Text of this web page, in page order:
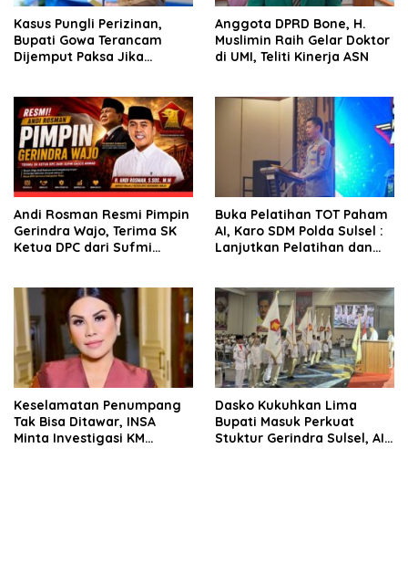
Kasus Pungli Perizinan,
Bupati Gowa Terancam
Dijemput Paksa Jika
Anggota DPRD Bone, H.
Muslimin Raih Gelar Doktor
di UMI, Teliti Kinerja ASN
Andi Rosman Resmi Pimpin
Gerindra Wajo, Terima SK
Ketua DPC dari Sufmi
Buka Pelatihan TOT Paham
AI, Karo SDM Polda Sulsel :
Lanjutkan Pelatihan dan
Keselamatan Penumpang
Tak Bisa Ditawar, INSA
Minta Investigasi KM
Dasko Kukuhkan Lima
Bupati Masuk Perkuat
Stuktur Gerindra Sulsel, AIA